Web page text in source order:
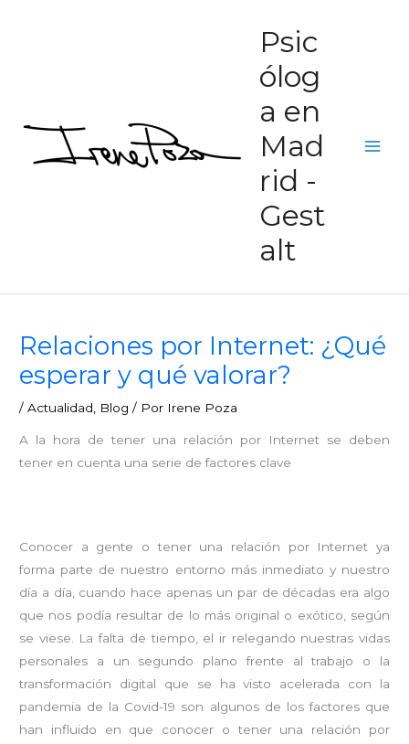
Psic
ólog
a en
Mad
rid -
Gest
alt
Relaciones por Internet: ¿Qué
esperar y qué valorar?
/Actualidad Blog / Por Irene Poza
A la hora de tener una relación por Internet se deben
tener en cuenta una serie de factores clave
Conocer a gente o tener una relación por Internet ya
forma parte de nuestro entorno más inmediato y nuestro
día a día, cuando hace apenas un par de décadas era algo
que nos podía resultar de lo más original o exótico, según
se viese. La falta de tiempo, el ir relegando nuestras vidas
personales a un segundo plano frente al trabajo o la
transformación digital que se ha visto acelerada con la
pandemia de la Covid-19 son algunos de los factores que
han influido en que conocer o tener una relación por